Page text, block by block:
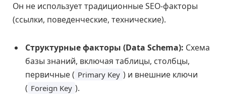
Он не использует традиционные SEO-факторы
(ссылки, поведенческие, технические).
Структурные факторы (Data Schema): Схема
базы знаний, включая таблицы, столбцы,
первичные ( Primary Key ) и внешние ключи
( Foreign Key ).